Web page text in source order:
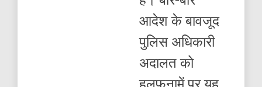
आदेश के बावजूद
पुलिस अधिकारी
अदालत को
हलफनामें पर यह